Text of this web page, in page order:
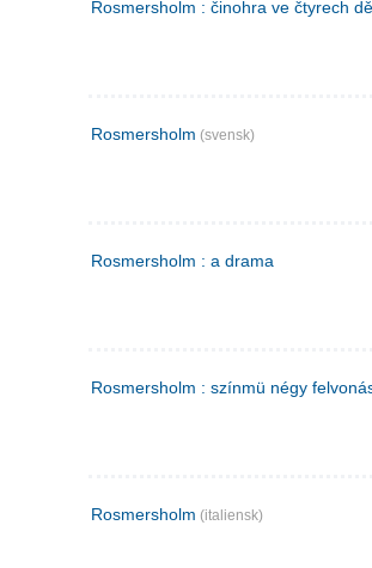
Rosmersholm : činohra ve čtyrech
Rosmersholm (svensk)
Rosmersholm : a drama
Rosmersholm : színmü négy
Rosmersholm (italiensk)